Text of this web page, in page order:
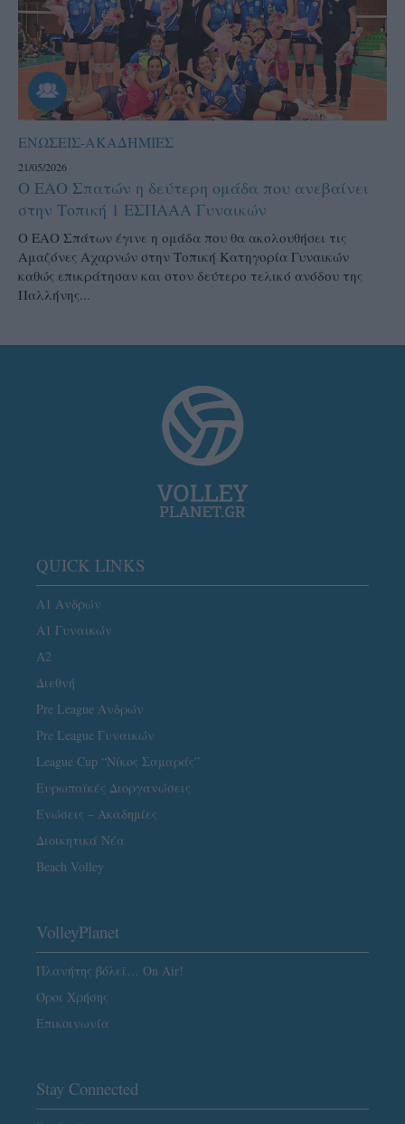
ΕΝΩΣΕΙΣ-ΑΚΑΔΗΜΙΕΣ
21/05/2026
Ο ΕΑΟ Σπατών η δεύτερη ομάδα που ανεβαίνει
στην Τοπική 1 ΕΣΠΑΑΑ Γυναικών
Ο ΕΑΟ Σπάτων έγινε η ομάδα που θα ακολουθήσει τις
Αμαζόνες Αχαρνών στην Τοπική Κατηγορία Γυναικών
καθώς επικράτησαν και στον δεύτερο τελικό ανόδου της
Παλλήνης...
QUICK LINKS
Α1 Ανδρών
Α1 Γυναικών
A2
Διεθνή
Pre League Ανδρών
Pre League Γυναικών
League Cup “Νίκος Σαμαράς”
Ευρωπαϊκές Διοργανώσεις
Ενώσεις – Ακαδημίες
Διοικητικά Νέα
Beach Volley
VolleyPlanet
Πλανήτης βόλεϊ… On Air!
Όροι Χρήσης
Επικοινωνία
Stay Connected